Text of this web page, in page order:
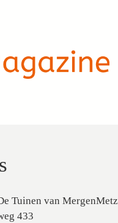
Tuinen van MergenMetz
433